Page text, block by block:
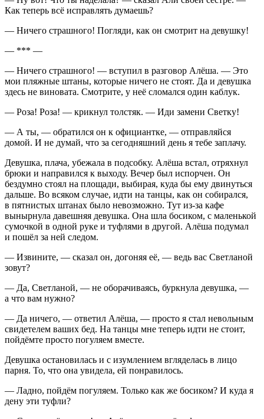
Как теперь всё исправлять думаешь?
— Ничего страшного! Погляди, как он смотрит на девушку!
— *** —
— Ничего страшного! — вступил в разговор Алёша. — Это
мои пляжные штаны, которые ничего не стоят. Да и девушка
здесь не виновата. Смотрите, у неё сломался один каблук.
— Роза! Роза! — крикнул толстяк. — Иди замени Светку!
— А ты, — обратился он к официантке, — отправляйся
домой. И не думай, что за сегодняшний день я тебе заплачу.
Девушка, плача, убежала в подсобку. Алёша встал, отряхнул
брюки и направился к выходу. Вечер был испорчен. Он
бездумно стоял на площади, выбирая, куда бы ему двинуться
дальше. Во всяком случае, идти на танцы, как он собирался,
в пятнистых штанах было невозможно. Тут из-за кафе
вынырнула давешняя девушка. Она шла босиком, с маленькой
сумочкой в одной руке и туфлями в другой. Алёша подумал
и пошёл за ней следом.
— Извините, — сказал он, догоняя её, — ведь вас Светланой
зовут?
— Да, Светланой, — не оборачиваясь, буркнула девушка, —
а что вам нужно?
— Да ничего, — ответил Алёша, — просто я стал невольным
свидетелем ваших бед. На танцы мне теперь идти не стоит,
пойдёмте просто погуляем вместе.
Девушка остановилась и с изумлением вгляделась в лицо
парня. То, что она увидела, ей понравилось.
— Ладно, пойдём погуляем. Только как же босиком? И куда я
дену эти туфли?